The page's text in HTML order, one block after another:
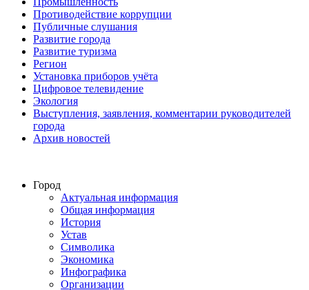
Противодействие коррупции
Публичные слушания
Развитие города
Развитие туризма
Регион
Установка приборов учёта
Цифровое телевидение
Экология
Выступления, заявления, комментарии руководителей
города
Архив новостей
Город
Актуальная информация
Общая информация
История
Устав
Символика
Экономика
Инфографика
Организации